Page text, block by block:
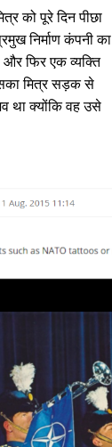
को पूरे दिन पीछा
निर्माण कंपनी का
और फिर एक व्यक्ति
मित्र सड़क से
था क्योंकि वह उसे